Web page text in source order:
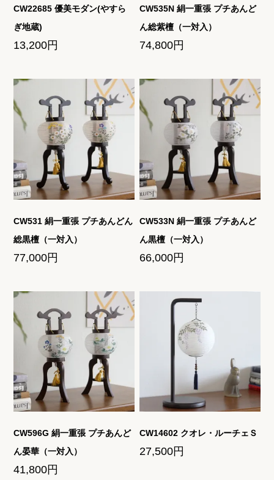
CW22685 優美モダン(やすら
ぎ地蔵)
13,200円
CW535N 絹一重張 プチあんど
ん総紫檀（一対入）
74,800円
CW531 絹一重張 プチあんどん
総黒檀（一対入）
77,000円
CW533N 絹一重張 プチあんど
ん黒檀（一対入）
66,000円
CW596G 絹一重張 プチあんど
ん晏華（一対入）
41,800円
CW14602 クオレ・ルーチェＳ
27,500円